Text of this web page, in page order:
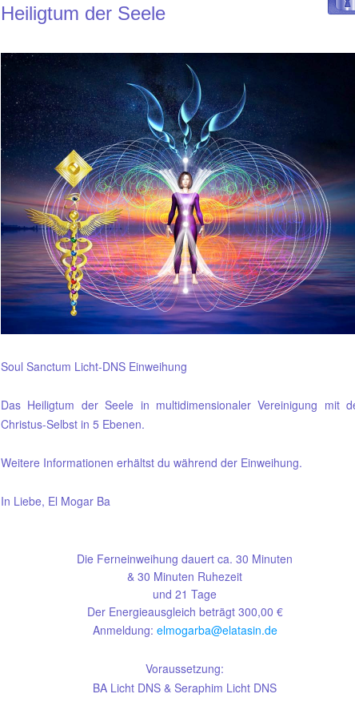
Heiligtum der Seele
Soul Sanctum Licht-DNS Einweihung
Das Heiligtum der Seele in multidimensionaler Vereinigung mit
Christus-Selbst in 5 Ebenen.
Weitere Informationen erhältst du während der Einweihung.
In Liebe, El Mogar Ba
Die Ferneinweihung dauert ca. 30 Minuten
& 30 Minuten Ruhezeit
und 21 Tage
Der Energieausgleich beträgt 300,00 €
Anmeldung: elmogarba@elatasin.de
Voraussetzung:
BA Licht DNS & Seraphim Licht DNS